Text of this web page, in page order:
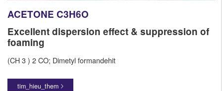
ACETONE C3H6O
​Excellent dispersion effect & suppression of
foaming
(CH 3 ) 2 CO; Dimetyl formandehit
tim_hieu_them